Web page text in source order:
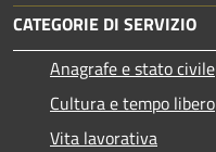
CATEGORIE DI SERVIZIO
Anagrafe e stato civile
Cultura e tempo libero
Vita lavorativa